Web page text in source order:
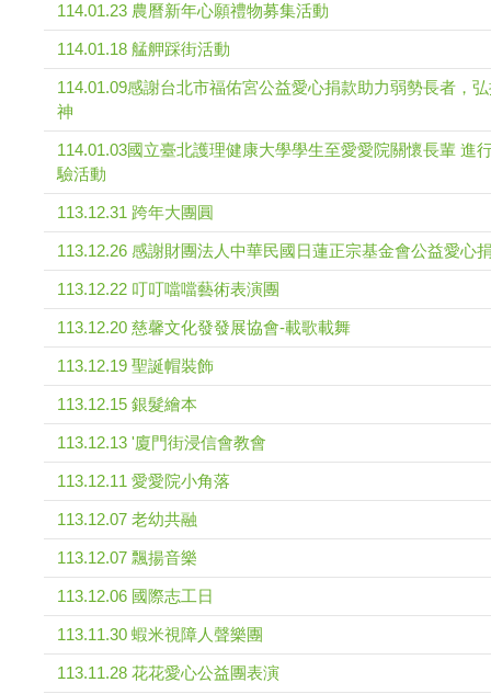
114.01.23 農曆新年心願禮物募集活動
114.01.18 艋舺踩街活動
114.01.09感謝台北市福佑宮公益愛心捐款助力弱勢長者，
神
114.01.03國立臺北護理健康大學學生至愛愛院關懷長輩 進
驗活動
113.12.31 跨年大團圓
113.12.26 感謝財團法人中華民國日蓮正宗基金會公益愛心
113.12.22 叮叮噹噹藝術表演團
113.12.20 慈馨文化發發展協會-載歌載舞
113.12.19 聖誕帽裝飾
113.12.15 銀髮繪本
113.12.13 '廈門街浸信會教會
113.12.11 愛愛院小角落
113.12.07 老幼共融
113.12.07 飄揚音樂
113.12.06 國際志工日
113.11.30 蝦米視障人聲樂團
113.11.28 花花愛心公益團表演